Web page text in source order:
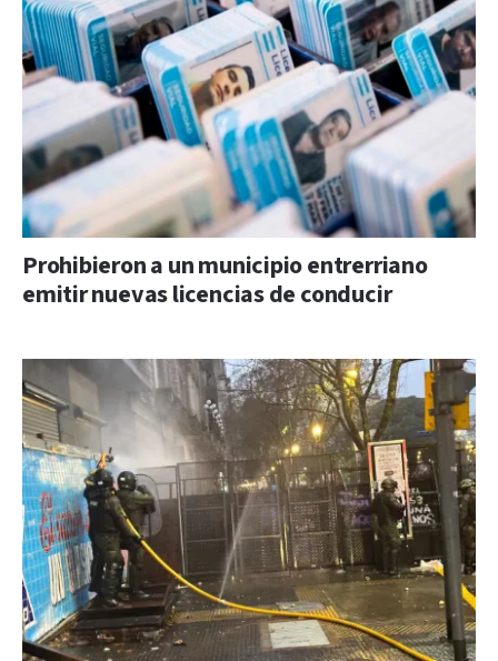
Prohibieron a un municipio entrerriano
emitir nuevas licencias de conducir